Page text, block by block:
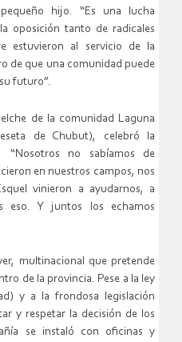
hijo. “Es una lucha
oposición tanto de radicales
estuvieron al servicio de la
de que una comunidad puede
futuro”.
de la comunidad Laguna
de Chubut), celebró la
“Nosotros no sabíamos de
en nuestros campos, nos
vinieron a ayudarnos, a
eso. Y juntos los echamos
multinacional que pretende
de la provincia. Pese a la ley
y a la frondosa legislación
y respetar la decisión de los
se instaló con oficinas y